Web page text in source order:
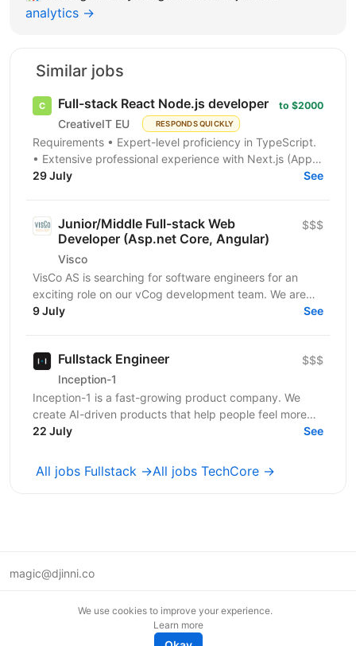
analytics →
Similar jobs
Full-stack React Node.js developer
CreativeIT EU RESPONDS QUICKLY
to $2000
Requirements • Expert-level proficiency in TypeScript.
• Extensive professional experience with Next.js (App
Router is a must). • Strong experience...
29 July See
Junior/Middle Full-stack Web
Developer (Asp.net Core, Angular)
Visco
$$$
VisCo AS is searching for software engineers for an
exciting role on our vCog development team. We are
looking for a software developer to help us build and...
9 July See
Fullstack Engineer
Inception-1
$$$
Inception-1 is a fast-growing product company. We
create AI-driven products that help people feel more
connected and less alone. Our mission is to build...
22 July See
All jobs Fullstack →All jobs TechCore →
magic@djinni.co
We use cookies to improve your experience.
Learn more